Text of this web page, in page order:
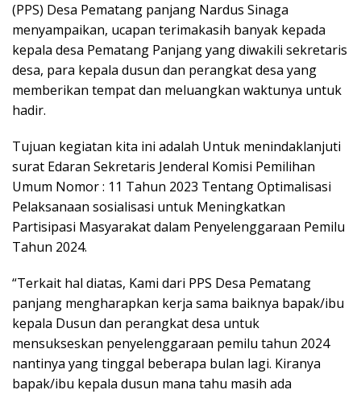
(PPS) Desa Pematang panjang Nardus Sinaga
menyampaikan, ucapan terimakasih banyak kepada
kepala desa Pematang Panjang yang diwakili sekretaris
desa, para kepala dusun dan perangkat desa yang
memberikan tempat dan meluangkan waktunya untuk
hadir.
Tujuan kegiatan kita ini adalah Untuk menindaklanjuti
surat Edaran Sekretaris Jenderal Komisi Pemilihan
Umum Nomor : 11 Tahun 2023 Tentang Optimalisasi
Pelaksanaan sosialisasi untuk Meningkatkan
Partisipasi Masyarakat dalam Penyelenggaraan Pemilu
Tahun 2024.
“Terkait hal diatas, Kami dari PPS Desa Pematang
panjang mengharapkan kerja sama baiknya bapak/ibu
kepala Dusun dan perangkat desa untuk
mensukseskan penyelenggaraan pemilu tahun 2024
nantinya yang tinggal beberapa bulan lagi. Kiranya
bapak/ibu kepala dusun mana tahu masih ada